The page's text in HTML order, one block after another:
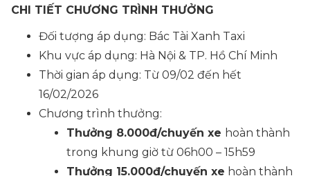
CHI TIẾT CHƯƠNG TRÌNH THƯỞNG
Đối tượng áp dụng: Bác Tài Xanh Taxi
Khu vực áp dụng: Hà Nội & TP. Hồ Chí Minh
Thời gian áp dụng: Từ 09/02 đến hết
16/02/2026
Chương trình thưởng:
Thưởng 8.000đ/chuyến xe hoàn thành
trong khung giờ từ 06h00 – 15h59
Thưởng 15.000đ/chuyến xe hoàn thành